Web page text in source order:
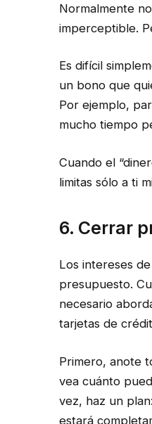
Normalmente
imperceptible.
Es difícil
un bono que
Por ejemplo,
mucho tiempo
Cuando el
limitas sólo a ti
6. Cerrar
Los intereses
presupuesto.
necesario
tarjetas de
Primero, anote
vea cuánto
vez, haz un
estará